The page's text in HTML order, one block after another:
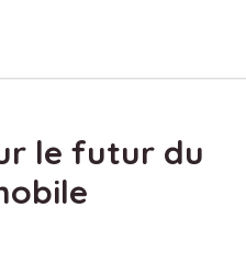
le futur du